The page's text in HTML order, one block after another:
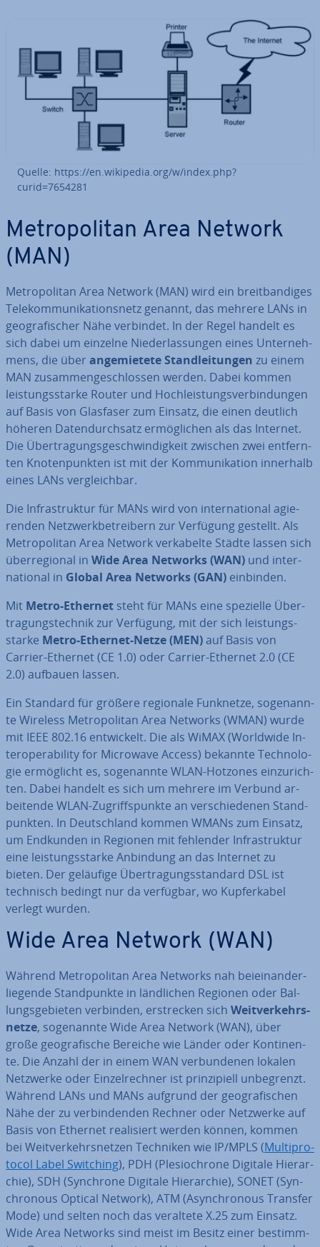
Quelle: https://en.wikipedia.org/w/index.php?
curid=7654281
Me­tro­po­li­tan Area Network
(MAN)
Me­tro­po­li­tan Area Network (MAN) wird ein breit­ban­di­ges
Te­le­kom­mu­ni­ka­ti­ons­netz genannt, das mehrere LANs in
geo­gra­fi­scher Nähe verbindet. In der Regel handelt es
sich dabei um einzelne Nie­der­las­sun­gen eines Un­ter­neh­
mens, die über an­ge­mie­te­te Stand­lei­tun­gen zu einem
MAN zu­sam­men­ge­schlos­sen werden. Dabei kommen
leis­tungs­star­ke Router und Hoch­leis­tungs­ver­bin­dun­gen
auf Basis von Glasfaser zum Einsatz, die einen deutlich
höheren Da­ten­durch­satz er­mög­li­chen als das Internet.
Die Über­tra­gungs­ge­schwin­dig­keit zwischen zwei ent­fern­
ten Kno­ten­punk­ten ist mit der Kom­mu­ni­ka­ti­on innerhalb
eines LANs ver­gleich­bar.
Die In­fra­struk­tur für MANs wird von in­ter­na­tio­nal agie­
ren­den Netz­werk­be­trei­bern zur Verfügung gestellt. Als
Me­tro­po­li­tan Area Network ver­ka­bel­te Städte lassen sich
über­re­gio­nal in Wide Area Networks (WAN) und in­ter­
na­tio­nal in Global Area Networks (GAN) einbinden.
Mit Metro-Ethernet steht für MANs eine spezielle Über­
tra­gungs­tech­nik zur Verfügung, mit der sich leis­tungs­
star­ke Metro-Ethernet-Netze (MEN)auf Basis von
Carrier-Ethernet (CE 1.0) oder Carrier-Ethernet 2.0 (CE
2.0) aufbauen lassen.
Ein Standard für größere regionale Funknetze, so­ge­nann­
te Wireless Me­tro­po­li­tan Area Networks (WMAN) wurde
mit IEEE 802.16 ent­wi­ckelt. Die als WiMAX (Worldwide In­
ter­ope­ra­bi­li­ty for Microwave Access) bekannte Tech­no­lo­
gie er­mög­licht es, so­ge­nann­te WLAN-Hotzones ein­zu­rich­
ten. Dabei handelt es sich um mehrere im Verbund ar­
bei­ten­de WLAN-Zu­griffs­punk­te an ver­schie­de­nen Stand­
punk­ten. In Deutsch­land kommen WMANs zum Einsatz,
um Endkunden in Regionen mit fehlender In­fra­struk­tur
eine leis­tungs­star­ke Anbindung an das Internet zu
bieten. Der geläufige Über­tra­gungs­stan­dard DSL ist
technisch bedingt nur da verfügbar, wo Kup­fer­ka­bel
verlegt wurden.
Wide Area Network (WAN)
Während Me­tro­po­li­tan Area Networks nah bei­ein­an­der­
lie­gen­de Stand­punk­te in länd­li­chen Regionen oder Bal­
lungs­ge­bie­ten verbinden, er­stre­cken sich Weit­ver­kehrs­
net­ze, so­ge­nann­te Wide Area Network (WAN), über
große geo­gra­fi­sche Bereiche wie Länder oder Kon­ti­nen­
te. Die Anzahl der in einem WAN ver­bun­de­nen lokalen
Netzwerke oder Ein­zel­rech­ner ist prin­zi­pi­ell un­be­grenzt.
Während LANs und MANs aufgrund der geo­gra­fi­schen
Nähe der zu ver­bin­den­den Rechner oder Netzwerke auf
Basis von Ethernet rea­li­siert werden können, kommen
bei Weit­ver­kehrs­net­zen Techniken wie IP/MPLS (Mul­ti­pro­
to­col Label Switching), PDH (Ple­sio­chro­ne Digitale Hier­ar­
chie), SDH (Synchrone Digitale Hier­ar­chie), SONET (Syn­
chro­no­us Optical Network), ATM (Asyn­chro­no­us Transfer
Mode) und selten noch das veraltete X.25 zum Einsatz.
Wide Area Networks sind meist im Besitz einer be­stimm­